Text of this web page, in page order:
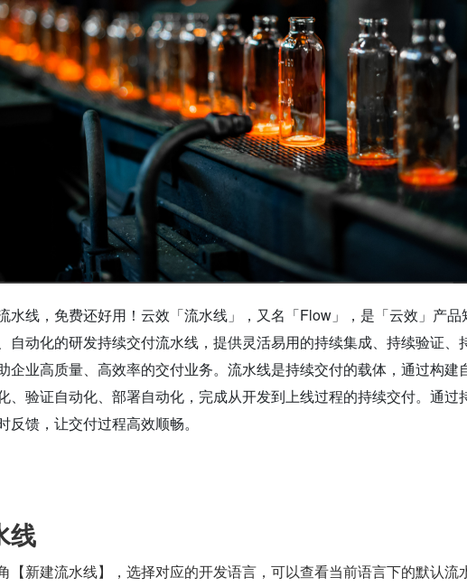
水线，免费还好用！云效「流水线」，又名「Flow」，是「云效」产品
自动化的研发持续交付流水线，提供灵活易用的持续集成、持续验证、
企业高质量、高效率的交付业务。流水线是持续交付的载体，通过构建
、验证自动化、部署自动化，完成从开发到上线过程的持续交付。通过
反馈，让交付过程高效顺畅。
线
【新建流水线】，选择对应的开发语言，可以查看当前语言下的默认流